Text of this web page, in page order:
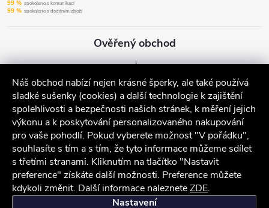
Náš obchod nabízí nejen krásné šperky, ale také používá
sladké sušenky (cookies) a další technologie k zajištění
spolehlivosti a bezpečnosti našich stránek, k měření jejich
výkonu a k poskytování personalizovaného nakupování
pro vaše pohodlí. Pokud vyberete možnost "V pořádku",
souhlasíte s tím a s tím, že tyto informace můžeme sdílet
s třetími stranami. Kliknutím na tlačítko "Nastavit
preference" získáte další možnosti. Preference můžete
kdykoli změnit. Další informace nalezneteZDE.
Nastavení
99 % spokojeno s komunikací
99 % spokojeno s dodáním zboží
Ověřený obchod
iocel.cz Obchodní podmínky Ochrana osobních údajů